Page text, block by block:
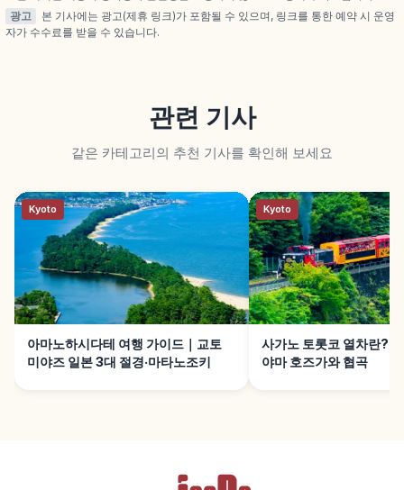
광고
본 기사에는 광고(제휴 링크)가 포함될 수 있으며, 링크를 통한 예약 시 운영
자가 수수료를 받을 수 있습니다.
관련 기사
같은 카테고리의 추천 기사를 확인해 보세요
Kyoto
아마노하시다테 여행 가이드｜교토
미야즈 일본 3대 절경·마타노조키
Kyoto
사가노 토롯코 열차란?
야마 호즈가와 협곡